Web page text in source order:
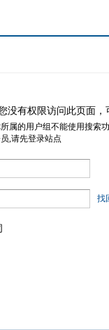
没有权限访问此页面
属的用户组不能使用搜索
,请先登录站点
找